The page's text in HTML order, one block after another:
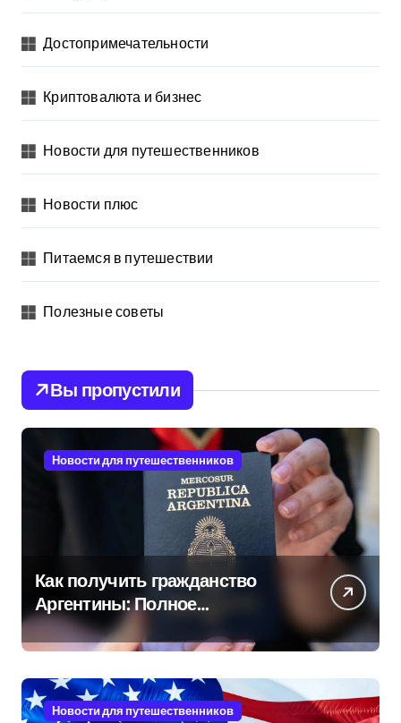
Достопримечательности
Криптовалюта и бизнес
Новости для путешественников
Новости плюс
Питаемся в путешествии
Полезные советы
Вы пропустили
Новости для путешественников
Как получить гражданство
Аргентины: Полное
руководство
Новости для путешественников